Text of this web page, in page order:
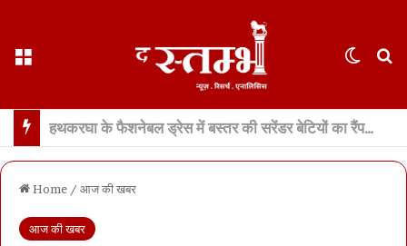
छत्तीसगढ़ : 65 साल के वहशी बूढ़े ने दुष्कर्म की कोशिश में महिला को मारा… मासूम बच्ची रोने लगी तो उसकी भी हत्या… 21 दिन में खुला डबल मर्डर, बूढ़ा अरेस्ट
Home / आज की खबर
आज की खबर